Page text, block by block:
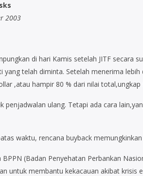
2003
di hari Kamis setelah JITF secara
telah diminta. Setelah menerima
,atau hampir 80 % dari nilai total,ungkap
penjadwalan ulang. Tetapi ada cara
waktu, rencana buyback
(Badan Penyehatan Perbankan
untuk membantu kekacauan akibat